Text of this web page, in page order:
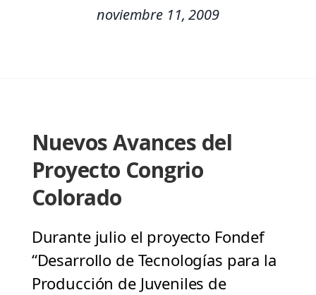
noviembre 11, 2009
Nuevos Avances del
Proyecto Congrio
Colorado
Durante julio el proyecto Fondef
“Desarrollo de Tecnologías para la
Producción de Juveniles de